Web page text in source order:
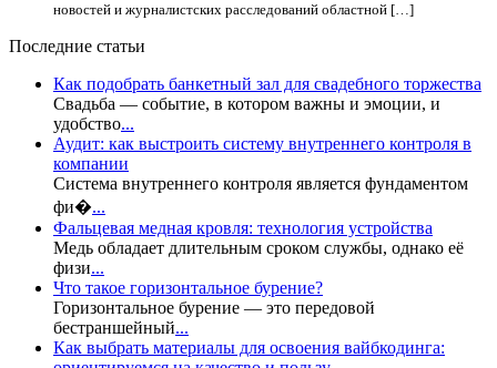
новостей и журналистских расследований областной […]
Последние статьи
Как подобрать банкетный зал для свадебного торжества
Свадьба — событие, в котором важны и эмоции, и
удобство...
Аудит: как выстроить систему внутреннего контроля в
компании
Система внутреннего контроля является фундаментом
фи�...
Фальцевая медная кровля: технология устройства
Медь обладает длительным сроком службы, однако её
физи...
Что такое горизонтальное бурение?
Горизонтальное бурение — это передовой
бестраншейный...
Как выбрать материалы для освоения вайбкодинга: